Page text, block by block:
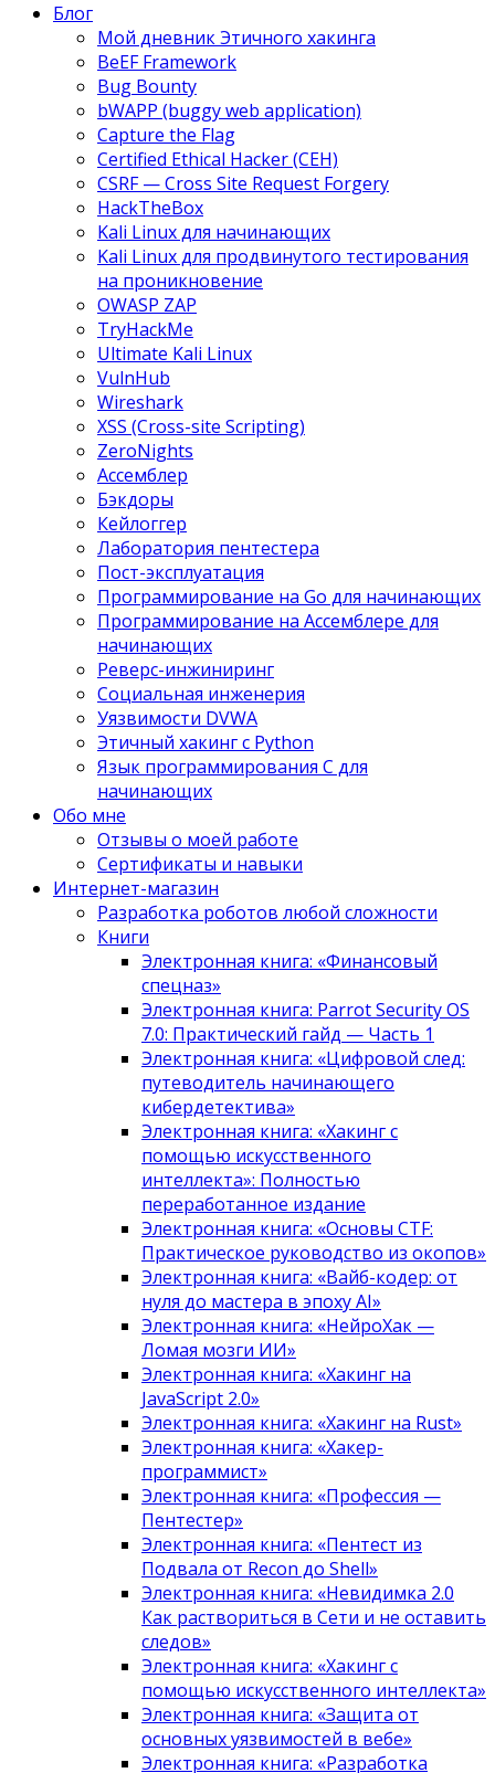
Блог
Мой дневник Этичного хакинга
BeEF Framework
Bug Bounty
bWAPP (buggy web application)
Capture the Flag
Certified Ethical Hacker (CEH)
CSRF — Cross Site Request Forgery
HackTheBox
Kali Linux для начинающих
Kali Linux для продвинутого тестирования
на проникновение
OWASP ZAP
TryHackMe
Ultimate Kali Linux
VulnHub
Wireshark
XSS (Cross-site Scripting)
ZeroNights
Ассемблер
Бэкдоры
Кейлоггер
Лаборатория пентестера
Пост-эксплуатация
Программирование на Go для начинающих
Программирование на Ассемблере для
начинающих
Реверс-инжиниринг
Социальная инженерия
Уязвимости DVWA
Этичный хакинг с Python
Язык программирования С для
начинающих
Обо мне
Отзывы о моей работе
Сертификаты и навыки
Интернет-магазин
Разработка роботов любой сложности
Книги
Электронная книга: «Финансовый
спецназ»
Электронная книга: Parrot Security OS
7.0: Практический гайд — Часть 1
Электронная книга: «Цифровой след:
путеводитель начинающего
кибердетектива»
Электронная книга: «Хакинг с
помощью искусственного
интеллекта»: Полностью
переработанное издание
Электронная книга: «Основы CTF:
Практическое руководство из окопов»
Электронная книга: «Вайб-кодер: от
нуля до мастера в эпоху AI»
Электронная книга: «НейроХак —
Ломая мозги ИИ»
Электронная книга: «Хакинг на
JavaScript 2.0»
Электронная книга: «Хакинг на Rust»
Электронная книга: «Хакер-
программист»
Электронная книга: «Профессия —
Пентестер»
Электронная книга: «Пентест из
Подвала от Recon до Shell»
Электронная книга: «Невидимка 2.0
Как раствориться в Сети и не оставить
следов»
Электронная книга: «Хакинг с
помощью искусственного интеллекта»
Электронная книга: «Защита от
основных уязвимостей в вебе»
Электронная книга: «Разработка